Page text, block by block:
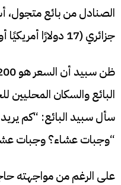
جزائري (17 دولارًا أمريكيًا أو ما يقارب 12 جنيهًا إسترلينيًا).
البائع والسكان
سأل سبيد البائع: “كم
“وجبات عشاء؟ وجبات
على الرغم من مواجهته